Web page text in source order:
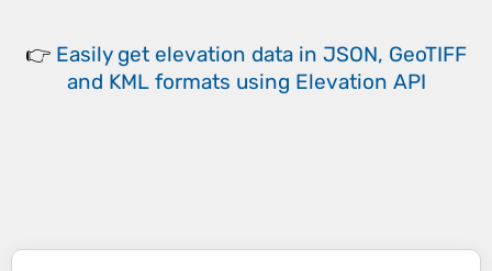
👉 Easily get elevation data in JSON, GeoTIFF
and KML formats using Elevation API